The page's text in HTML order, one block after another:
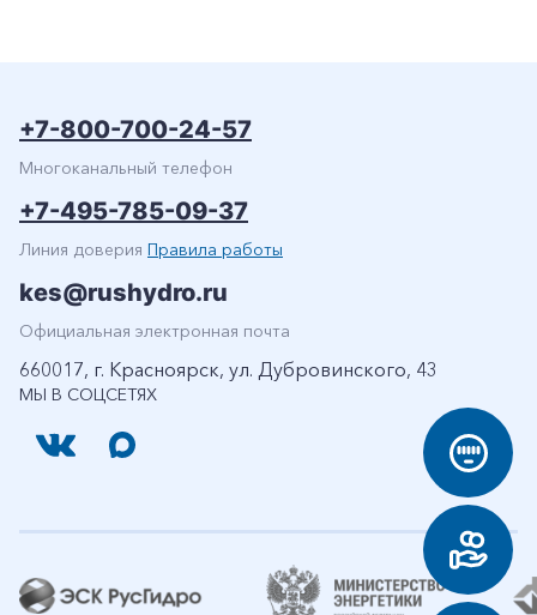
МЫ В СОЦСЕТЯХ
+7-800-700-24-57
Многоканальный телефон
+7-495-785-09-37
Линия доверия Правила работы
kes@rushydro.ru
Официальная электронная почта
660017, г. Красноярск, ул. Дубровинского, 43